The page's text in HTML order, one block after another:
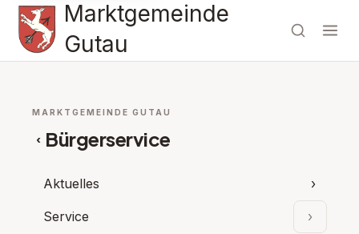
Marktgemeinde
Gutau
MARKTGEMEINDE GUTAU
‹ Bürgerservice
Aktuelles ›
Service ›